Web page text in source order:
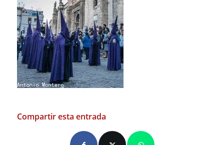
Compartir esta entrada